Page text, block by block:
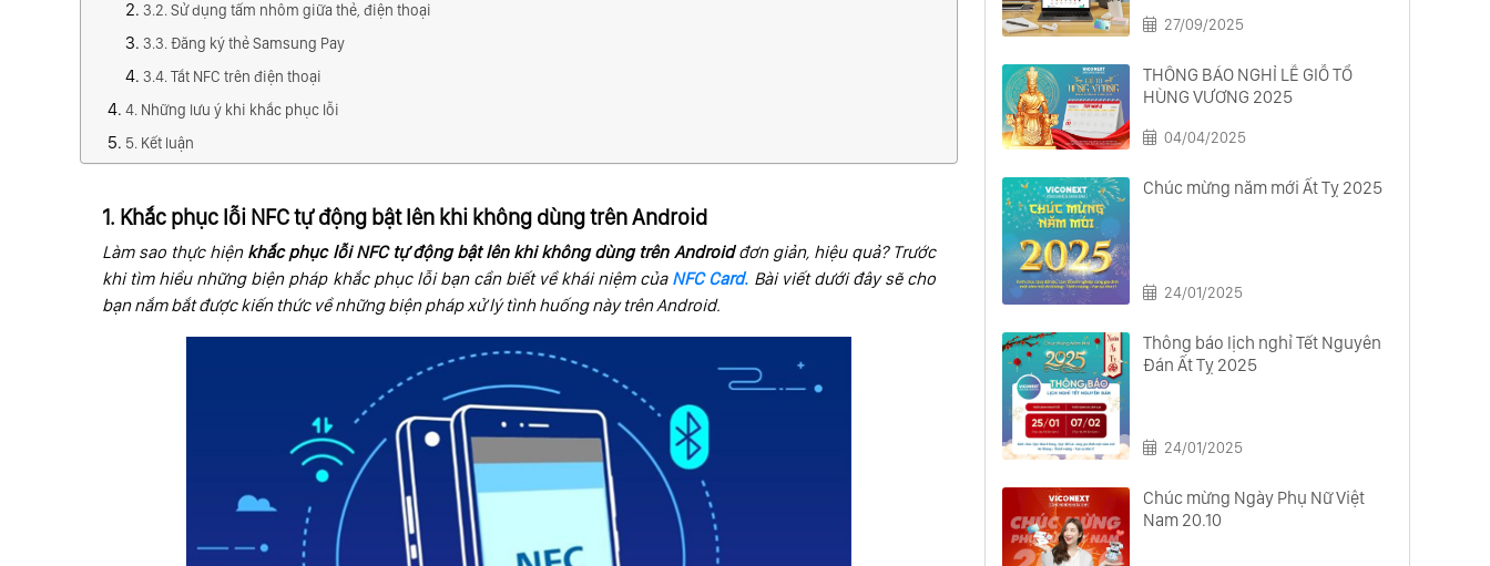
3.2. Sử dụng tấm nhôm giữa thẻ, điện thoại
3.3. Đăng ký thẻ Samsung Pay
3.4. Tắt NFC trên điện thoại
4. Những lưu ý khi khắc phục lỗi
5. Kết luận
1. Khắc phục lỗi NFC tự động bật lên khi không dùng trên Android
Làm sao thực hiện khắc phục lỗi NFC tự động bật lên khi không dùng trên Androidđơn giản, hiệu quả? Trước
khi tìm hiểu những biện pháp khắc phục lỗi bạn cần biết về khái niệm của NFC Card. Bài viết dưới đây sẽ cho
bạn nắm bắt được kiến thức về những biện pháp xử lý tình huống này trên Android.
27/09/2025
THÔNG BÁO NGHỈ LỄ GIỖ TỔ
HÙNG VƯƠNG 2025
04/04/2025
Chúc mừng năm mới Ất Tỵ 2025
24/01/2025
Thông báo lịch nghỉ Tết Nguyên
Đán Ất Tỵ 2025
24/01/2025
Chúc mừng Ngày Phụ Nữ Việt
Nam 20.10